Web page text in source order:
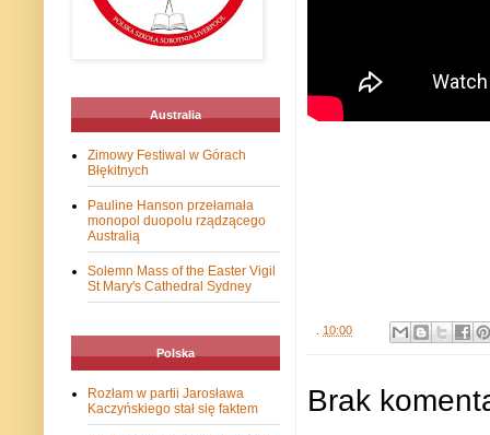
. 10:00
Brak
Australia
Zimowy Festiwal w Górach
Błękitnych
Pauline Hanson przełamała
monopol duopolu rządzącego
Australią
Solemn Mass of the Easter Vigil
St Mary's Cathedral Sydney
Polska
Rozłam w partii Jarosława
Kaczyńskiego stał się faktem